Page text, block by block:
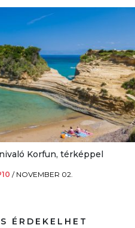
Korfun, térképpel
/ NOVEMBER 02.
ÉRDEKELHET